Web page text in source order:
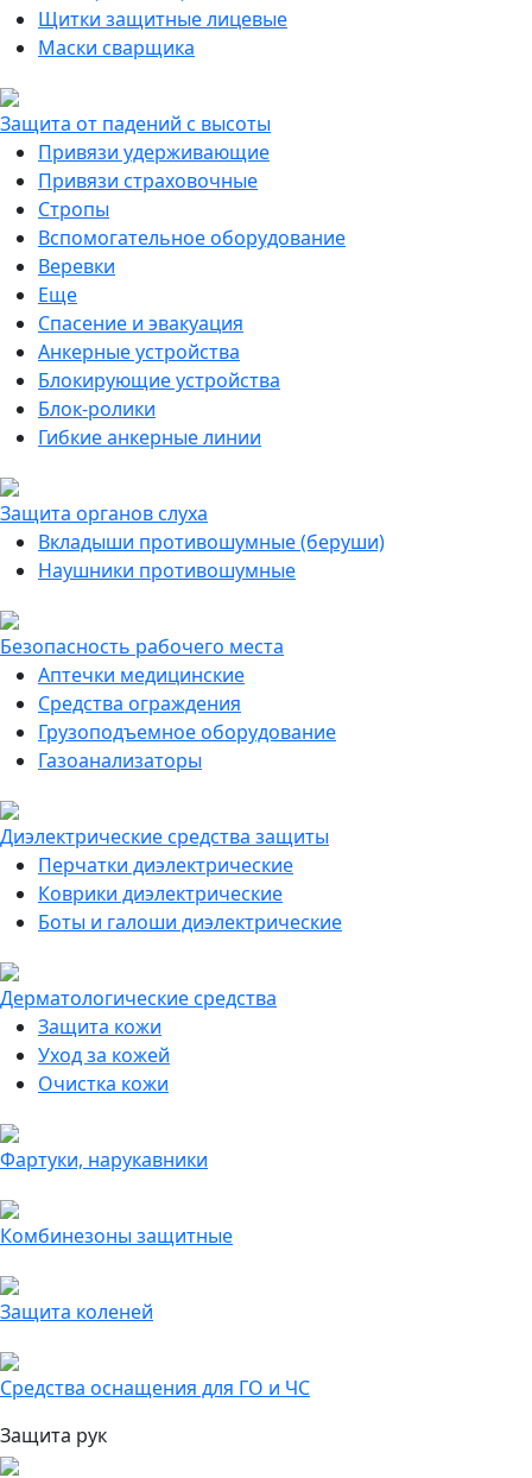
Щитки защитные лицевые
Маски сварщика
Защита от падений с высоты
Привязи удерживающие
Привязи страховочные
Стропы
Вспомогательное оборудование
Веревки
Еще
Спасение и эвакуация
Анкерные устройства
Блокирующие устройства
Блок-ролики
Гибкие анкерные линии
Защита органов слуха
Вкладыши противошумные (беруши)
Наушники противошумные
Безопасность рабочего места
Аптечки медицинские
Средства ограждения
Грузоподъемное оборудование
Газоанализаторы
Диэлектрические средства защиты
Перчатки диэлектрические
Коврики диэлектрические
Боты и галоши диэлектрические
Дерматологические средства
Защита кожи
Уход за кожей
Очистка кожи
Фартуки, нарукавники
Комбинезоны защитные
Защита коленей
Средства оснащения для ГО и ЧС
Защита рук